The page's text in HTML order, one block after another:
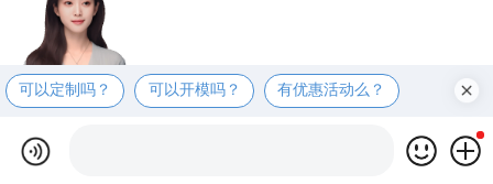
可以定制吗？ 可以开模吗？ 有优惠活动么？